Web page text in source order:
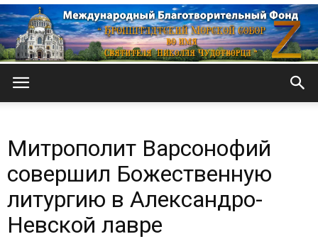
Морской
собор
Митрополит Варсонофий
совершил Божественную
литургию в Александро-
Невской лавре